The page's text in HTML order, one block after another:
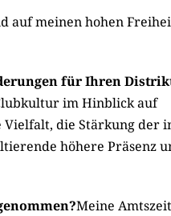
auf meinen hohen
für Ihren
im Hinblick auf
die Stärkung der
höhere Präsenz
Meine